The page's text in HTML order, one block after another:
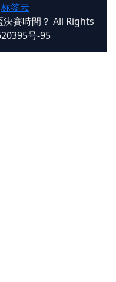
标签云
賽時間？ All Rights
号-95